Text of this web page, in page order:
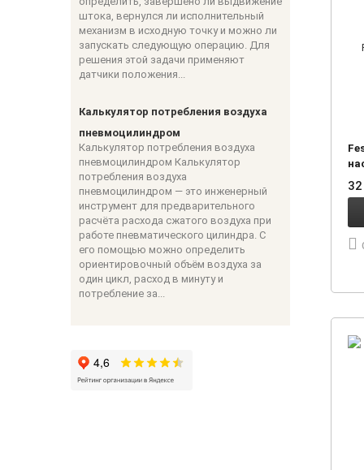
штока, вернулся ли исполнительный
механизм в исходную точку и можно ли
запускать следующую операцию. Для
решения этой задачи применяют
датчики положения...
Калькулятор потребления воздуха
пневмоцилиндром
Калькулятор потребления воздуха
пневмоцилиндром Калькулятор
потребления воздуха
пневмоцилиндром — это инженерный
инструмент для предварительного
расчёта расхода сжатого воздуха при
работе пневматического цилиндра. С
его помощью можно определить
ориентировочный объём воздуха за
один цикл, расход в минуту и
потребление за...